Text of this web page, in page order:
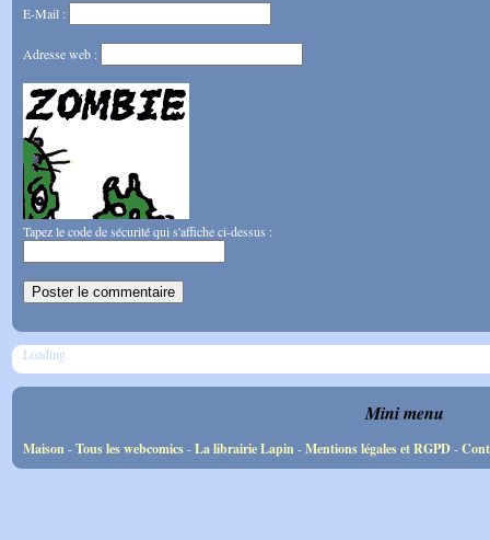
E-Mail :
Adresse web :
Tapez le code de sécurité qui s'affiche ci-dessus :
Loading
Mini menu
Maison-Tous les webcomics-La librairie Lapin-Mentions légales et RGPD-